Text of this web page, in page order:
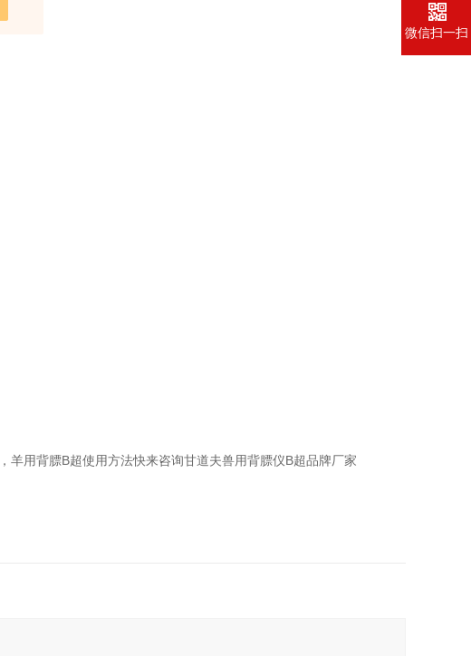
用背膘B超使用方法快来咨询甘道夫兽用背膘仪B超品牌厂家
微信扫一扫